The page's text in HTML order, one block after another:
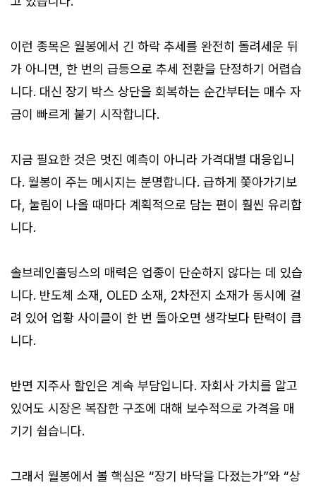
이런 종목은 월봉에서 긴 하락 추세를 완전히 돌려세운 뒤
가 아니면, 한 번의 급등으로 추세 전환을 단정하기 어렵습
니다. 대신 장기 박스 상단을 회복하는 순간부터는 매수 자
금이 빠르게 붙기 시작합니다.
지금 필요한 것은 멋진 예측이 아니라 가격대별 대응입니
다. 월봉이 주는 메시지는 분명합니다. 급하게 쫓아가기보
다, 눌림이 나올 때마다 계획적으로 담는 편이 훨씬 유리합
니다.
솔브레인홀딩스의 매력은 업종이 단순하지 않다는 데 있습
니다. 반도체 소재, OLED 소재, 2차전지 소재가 동시에 걸
려 있어 업황 사이클이 한 번 돌아오면 생각보다 탄력이 큽
니다.
반면 지주사 할인은 계속 부담입니다. 자회사 가치를 알고
있어도 시장은 복잡한 구조에 대해 보수적으로 가격을 매
기기 쉽습니다.
그래서 월봉에서 볼 핵심은 “장기 바닥을 다졌는가”와 “상